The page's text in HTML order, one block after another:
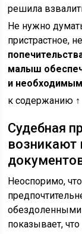
решила
Не нужно
пристрастное,
малыш
и
к содержанию ↑
Судебная
возникают
Неоспоримо,
обездоленными
показывает, что